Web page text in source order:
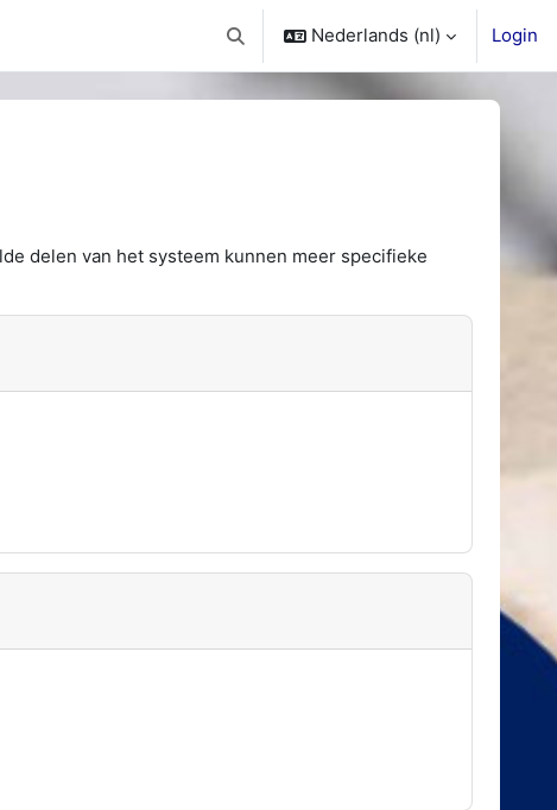
Schakel zoek invoer
Nederlands ‎(nl)‎ Login
delen van het systeem kunnen meer specifieke